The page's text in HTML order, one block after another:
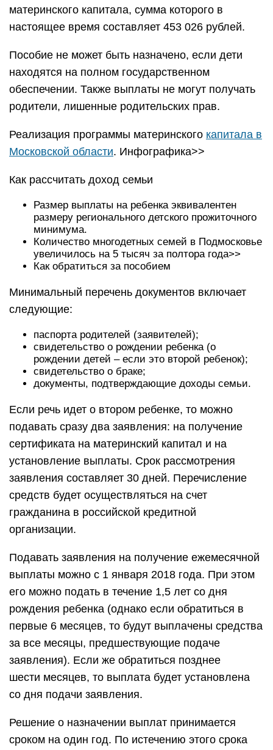
материнского капитала, сумма которого в
настоящее время составляет 453 026 рублей.
Пособие не может быть назначено, если дети
находятся на полном государственном
обеспечении. Также выплаты не могут получать
родители, лишенные родительских прав.
Реализация программы материнского капитала в
Московской области. Инфографика>>
Как рассчитать доход семьи
Размер выплаты на ребенка эквивалентен
размеру регионального детского прожиточного
минимума.
Количество многодетных семей в Подмосковье
увеличилось на 5 тысяч за полтора года>>
Как обратиться за пособием
Минимальный перечень документов включает
следующие:
паспорта родителей (заявителей);
свидетельство о рождении ребенка (о
рождении детей – если это второй ребенок);
свидетельство о браке;
документы, подтверждающие доходы семьи.
Если речь идет о втором ребенке, то можно
подавать сразу два заявления: на получение
сертификата на материнский капитал и на
установление выплаты. Срок рассмотрения
заявления составляет 30 дней. Перечисление
средств будет осуществляться на счет
гражданина в российской кредитной
организации.
Подавать заявления на получение ежемесячной
выплаты можно с 1 января 2018 года. При этом
его можно подать в течение 1,5 лет со дня
рождения ребенка (однако если обратиться в
первые 6 месяцев, то будут выплачены средства
за все месяцы, предшествующие подаче
заявления). Если же обратиться позднее
шести месяцев, то выплата будет установлена
со дня подачи заявления.
Решение о назначении выплат принимается
сроком на один год. По истечению этого срока